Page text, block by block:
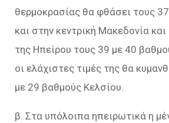
θερμοκρασίας θα φθάσει τους
και στην κεντρική Μακεδονία
της Ηπείρου τους 39 με 40
οι ελάχιστες τιμές της θα
με 29 βαθμούς Κελσίου.
β. Στα υπόλοιπα ηπειρωτικά η